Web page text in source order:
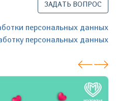
ЗАДАТЬ ВОПРОС
персональных данных
персональных данных